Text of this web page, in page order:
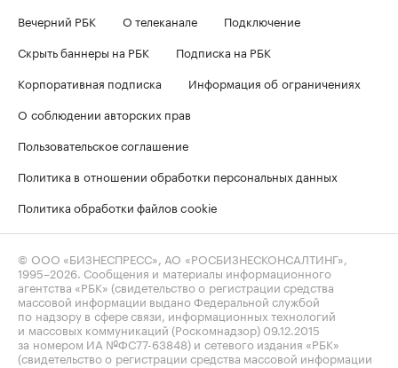
Вечерний РБК
О телеканале
Подключение
Скрыть баннеры на РБК
Подписка на РБК
Корпоративная подписка
Информация об ограничениях
О соблюдении авторских прав
Пользовательское соглашение
Политика в отношении обработки персональных данных
Политика обработки файлов cookie
© ООО «БИЗНЕСПРЕСС», АО «РОСБИЗНЕСКОНСАЛТИНГ»,
1995–2026. Сообщения и материалы информационного
агентства «РБК» (свидетельство о регистрации средства
массовой информации выдано Федеральной службой
по надзору в сфере связи, информационных технологий
и массовых коммуникаций (Роскомнадзор) 09.12.2015
за номером ИА №ФС77-63848) и сетевого издания «РБК»
(свидетельство о регистрации средства массовой информации